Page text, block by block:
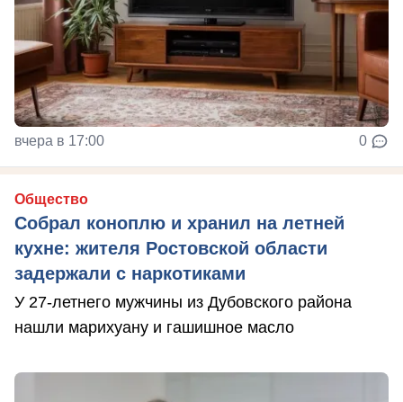
вчера в 17:00 0
Общество
Собрал коноплю и хранил на летней
кухне: жителя Ростовской области
задержали с наркотиками
У 27-летнего мужчины из Дубовского района
нашли марихуану и гашишное масло